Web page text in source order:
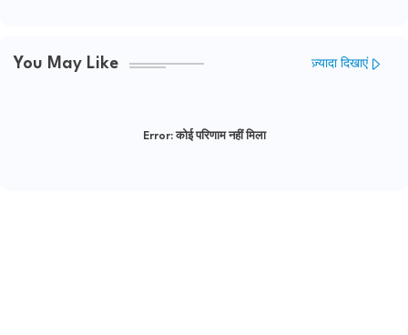
You May Like ज़्यादा दिखाएं
Error:कोई परिणाम नहीं मिला